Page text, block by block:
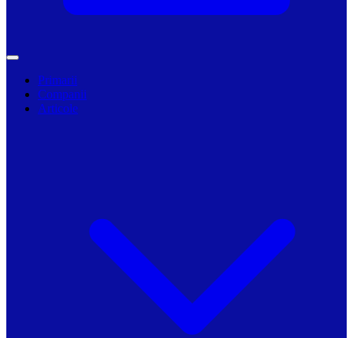
Primarii
Companii
Articole